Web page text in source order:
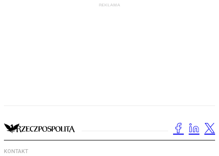
KONTAKT